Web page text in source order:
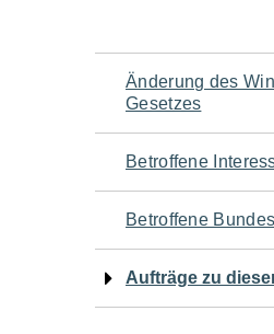
für
den
Änderung des
Gesetzes
Betroffene
Betroffene
Aufträge zu